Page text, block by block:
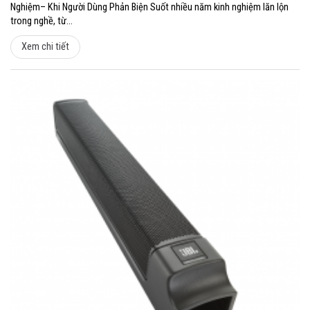
Nghiệm– Khi Người Dùng Phản Biện Suốt nhiều năm kinh nghiệm lăn lộn
trong nghề, từ...
Xem chi tiết